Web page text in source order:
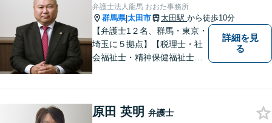
弁護士法人龍馬 おおた事務所
群馬県|太田市 太田駅 から徒歩10分
【弁護士1２名、群馬・東京・
埼玉に５拠点】【税理士・社
会福祉士・精神保健福祉士が
能】
詳細を見
る
原田 英明 弁護士